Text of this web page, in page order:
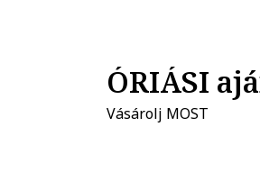
ÓRIÁSI
Vásárolj MOST